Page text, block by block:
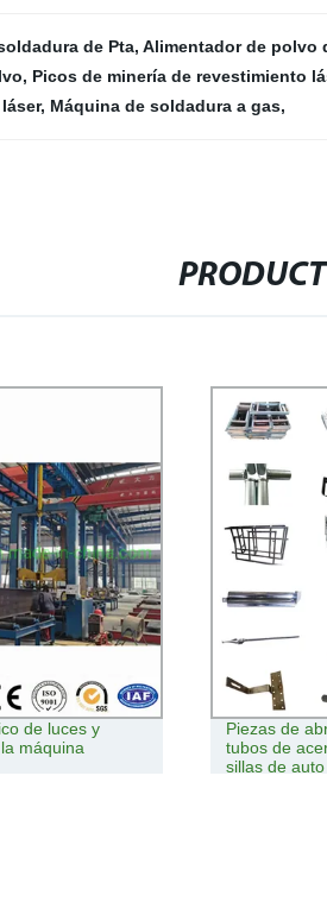
de Pta, Alimentador de polvo
, Picos de minería de revestimiento
, Máquina de soldadura a gas,
de luces y
máquina
Piezas de
tubos de
sillas de auto